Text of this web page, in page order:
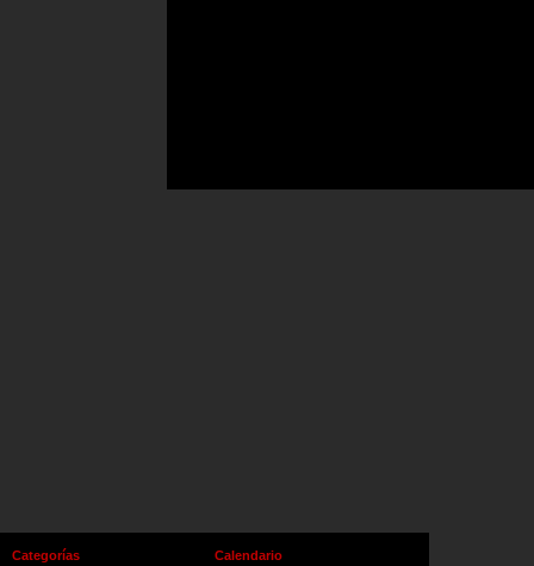
Categorías Calendario